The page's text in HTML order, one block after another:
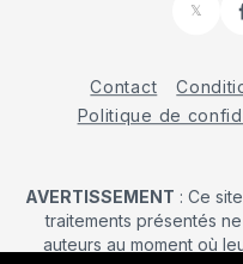
𝕏
Contact
Politique de
AVERTISSEMENT : Ce
traitements présentés
auteurs au moment où